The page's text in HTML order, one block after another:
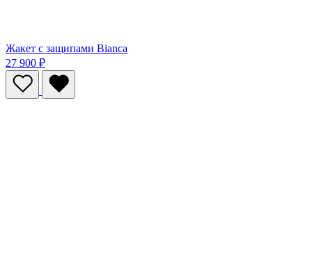
Жакет с защипами Bianca
27 900 ₽